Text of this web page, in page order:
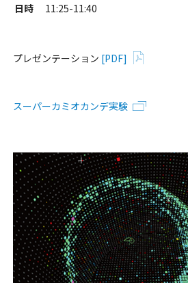
日時 11:25-11:40
プレゼンテーション [PDF]
スーパーカミオカンデ実験